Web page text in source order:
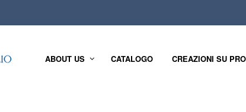
ABOUT US CATALOGO CREAZIONI SU